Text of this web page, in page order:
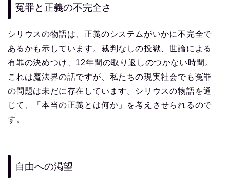
冤罪と正義の不完全さ
シリウスの物語は、正義のシステムがいかに不完全で
あるかも示しています。裁判なしの投獄、世論による
有罪の決めつけ、12年間の取り返しのつかない時間。
これは魔法界の話ですが、私たちの現実社会でも冤罪
の問題は未だに存在しています。シリウスの物語を通
じて、「本当の正義とは何か」を考えさせられるので
す。
自由への渇望